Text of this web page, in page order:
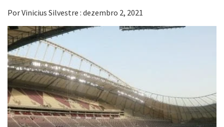
Por Vinicius Silvestre : dezembro 2, 2021